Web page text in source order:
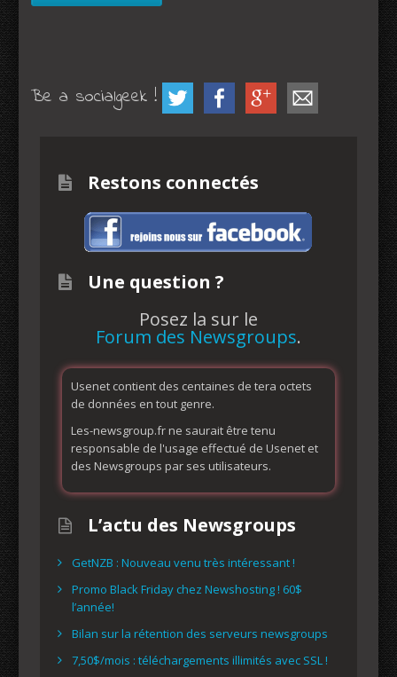
Be a socialgeek !
Restons connectés
Une question ?
Posez la sur le
Forum des Newsgroups.
Usenet contient des centaines de tera octets
de données en tout genre.
Les-newsgroup.fr ne saurait être tenu
responsable de l'usage effectué de Usenet et
des Newsgroups par ses utilisateurs.
L’actu des Newsgroups
GetNZB : Nouveau venu très intéressant !
Promo Black Friday chez Newshosting ! 60$
l’année!
Bilan sur la rétention des serveurs newsgroups
7,50$/mois : téléchargements illimités avec SSL !